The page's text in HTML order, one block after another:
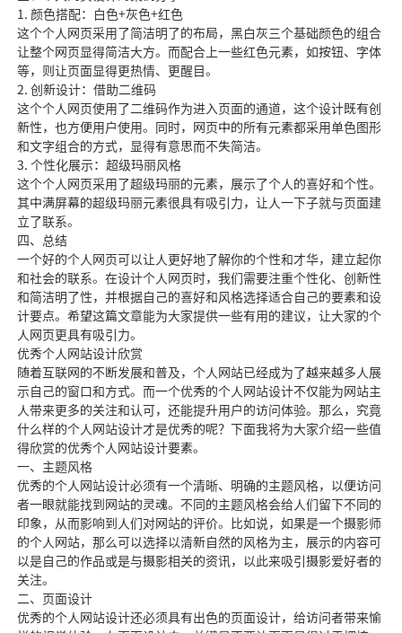
1. 颜色搭配：白色+灰色+红色
这个个人网页采用了简洁明了的布局，黑白灰三个基础颜色的组合
让整个网页显得简洁大方。而配合上一些红色元素，如按钮、字体
等，则让页面显得更热情、更醒目。
2. 创新设计：借助二维码
这个个人网页使用了二维码作为进入页面的通道，这个设计既有创
新性，也方便用户使用。同时，网页中的所有元素都采用单色图形
和文字组合的方式，显得有意思而不失简洁。
3. 个性化展示：超级玛丽风格
这个个人网页采用了超级玛丽的元素，展示了个人的喜好和个性。
其中满屏幕的超级玛丽元素很具有吸引力，让人一下子就与页面建
立了联系。
四、总结
一个好的个人网页可以让人更好地了解你的个性和才华，建立起你
和社会的联系。在设计个人网页时，我们需要注重个性化、创新性
和简洁明了性，并根据自己的喜好和风格选择适合自己的要素和设
计要点。希望这篇文章能为大家提供一些有用的建议，让大家的个
人网页更具有吸引力。
优秀个人网站设计欣赏
随着互联网的不断发展和普及，个人网站已经成为了越来越多人展
示自己的窗口和方式。而一个优秀的个人网站设计不仅能为网站主
人带来更多的关注和认可，还能提升用户的访问体验。那么，究竟
什么样的个人网站设计才是优秀的呢？下面我将为大家介绍一些值
得欣赏的优秀个人网站设计要素。
一、主题风格
优秀的个人网站设计必须有一个清晰、明确的主题风格，以便访问
者一眼就能找到网站的灵魂。不同的主题风格会给人们留下不同的
印象，从而影响到人们对网站的评价。比如说，如果是一个摄影师
的个人网站，那么可以选择以清新自然的风格为主，展示的内容可
以是自己的作品或是与摄影相关的资讯，以此来吸引摄影爱好者的
关注。
二、页面设计
优秀的个人网站设计还必须具有出色的页面设计，给访问者带来愉